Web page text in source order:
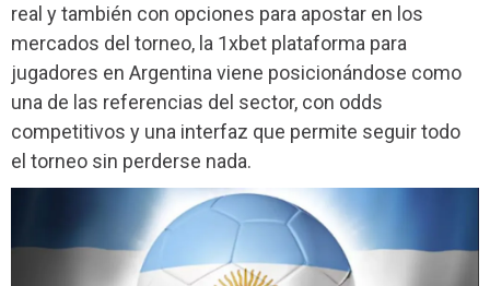
real y también con opciones para apostar en los
mercados del torneo, la 1xbet plataforma para
jugadores en Argentina viene posicionándose como
una de las referencias del sector, con odds
competitivos y una interfaz que permite seguir todo
el torneo sin perderse nada.